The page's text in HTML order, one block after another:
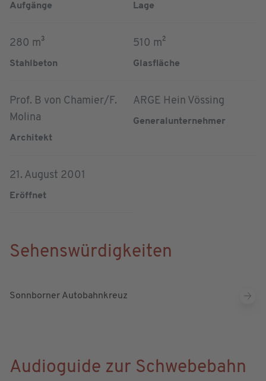
Aufgänge Lage
280 m³
Stahlbeton
510 m²
Glasfläche
Prof. B von Chamier/F.
Molina
Architekt
ARGE Hein Vössing
Generalunternehmer
21. August 2001
Eröffnet
Sehenswürdigkeiten
Sonnborner Autobahnkreuz
Audioguide zur Schwebebahn